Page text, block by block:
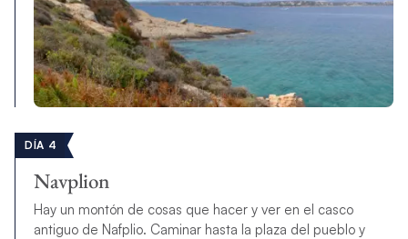
DÍA 4
Navplion
Hay un montón de cosas que hacer y ver en el casco
antiguo de Nafplio. Caminar hasta la plaza del pueblo y